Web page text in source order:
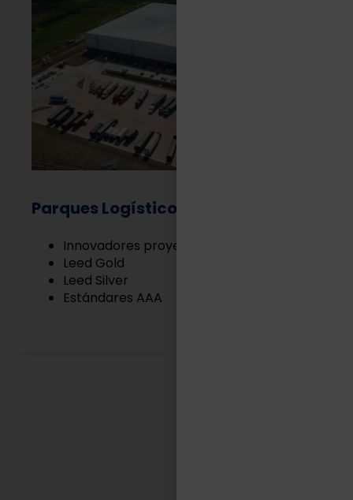
Parques Logísticos
Innovadores proyectos Built to Suit
Leed Gold
Leed Silver
Estándares AAA